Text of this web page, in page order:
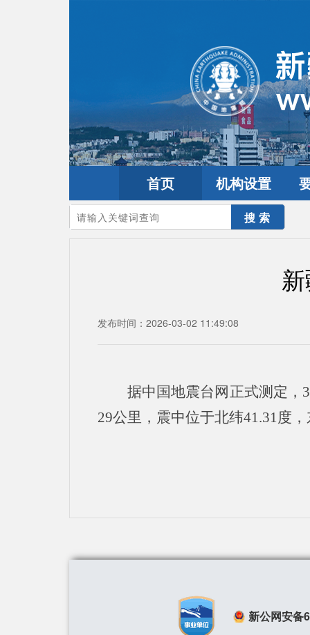
首页 机构设置
您的当前位置：首页>地震频道 新疆震讯
发布时间：2026-03-02 11:49:08
据中国地震台网正式测定，
29公里，震中位于北纬41.31度
新公网安备